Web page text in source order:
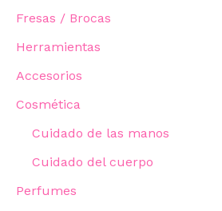
Fresas / Brocas
Herramientas
Accesorios
Cosmética
Cuidado de las manos
Cuidado del cuerpo
Perfumes